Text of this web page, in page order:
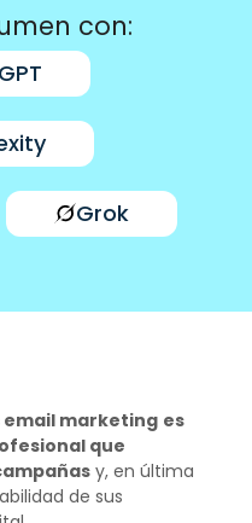
con:
Grok
email marketing es
que
y, en última
de sus